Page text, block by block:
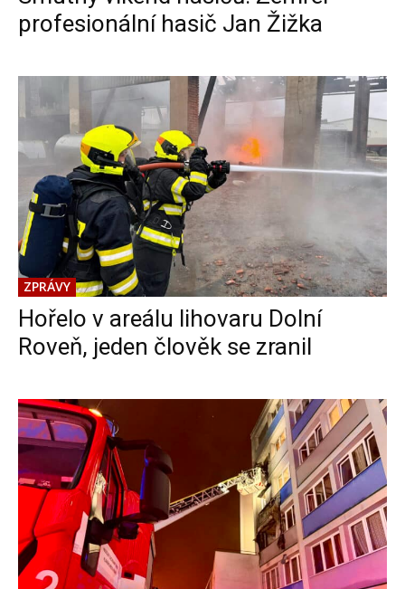
profesionální hasič Jan Žižka
ZPRÁVY
Hořelo v areálu lihovaru Dolní
Roveň, jeden člověk se zranil